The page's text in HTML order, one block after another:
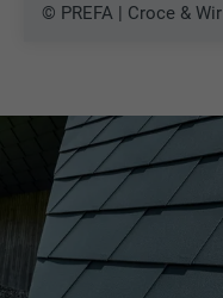
© PREFA | Croce & Wir